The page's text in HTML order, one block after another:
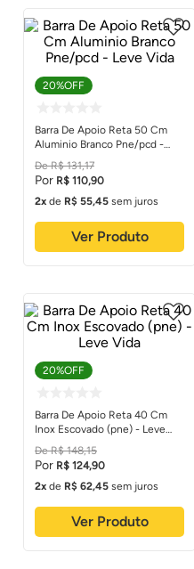
20%OFF
Barra De Apoio Reta 50 Cm
Aluminio Branco Pne/pcd -
Leve Vida
R$ 131,17
R$ 110,90
2
de R$ 55,45 sem juros
Ver Produto
20%OFF
Barra De Apoio Reta 40 Cm
Inox Escovado (pne) - Leve
Vida
R$ 148,15
R$ 124,90
2
de R$ 62,45 sem juros
Ver Produto